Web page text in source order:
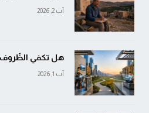
آب 2, 2026
هل تكفي
آب 1, 2026